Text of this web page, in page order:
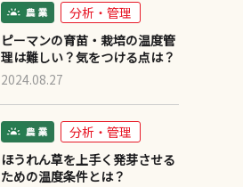
分析・管理
ピーマンの育苗・栽培の温度管
理は難しい？気をつける点は？
2024.08.27
分析・管理
ほうれん草を上手く発芽させる
ための温度条件とは？